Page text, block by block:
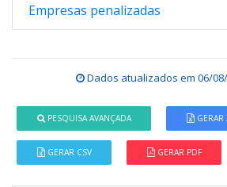
Empresas penalizadas
Dados atualizados em 06/
PESQUISA AVANÇADA GERAR
GERAR CSV GERAR PDF